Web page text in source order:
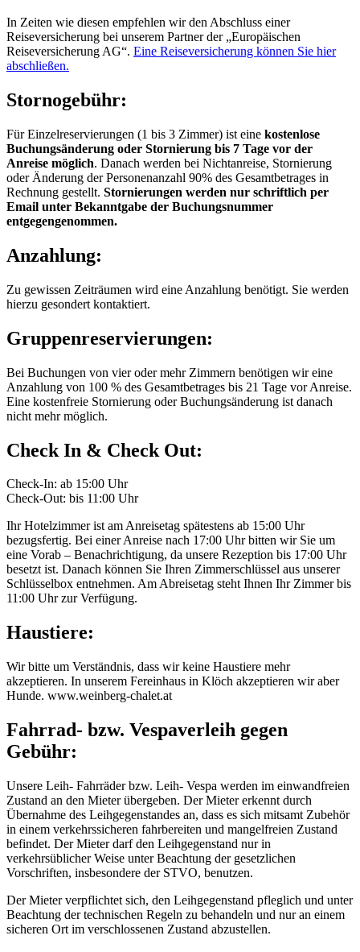
In Zeiten wie diesen empfehlen wir den Abschluss einer
Reiseversicherung bei unserem Partner der „Europäischen
Reiseversicherung AG“. Eine Reiseversicherung können Sie hier
abschließen.
Stornogebühr:
Für Einzelreservierungen (1 bis 3 Zimmer) ist eine kostenlose
Buchungsänderung oder Stornierung bis 7 Tage vor der
Anreise möglich. Danach werden bei Nichtanreise, Stornierung
oder Änderung der Personenanzahl 90% des Gesamtbetrages in
Rechnung gestellt. Stornierungen werden nur schriftlich per
Email unter Bekanntgabe der Buchungsnummer
entgegengenommen.
Anzahlung:
Zu gewissen Zeiträumen wird eine Anzahlung benötigt. Sie werden
hierzu gesondert kontaktiert.
Gruppenreservierungen:
Bei Buchungen von vier oder mehr Zimmern benötigen wir eine
Anzahlung von 100 % des Gesamtbetrages bis 21 Tage vor Anreise.
Eine kostenfreie Stornierung oder Buchungsänderung ist danach
nicht mehr möglich.
Check In & Check Out:
Check-In: ab 15:00 Uhr
Check-Out: bis 11:00 Uhr
Ihr Hotelzimmer ist am Anreisetag spätestens ab 15:00 Uhr
bezugsfertig. Bei einer Anreise nach 17:00 Uhr bitten wir Sie um
eine Vorab – Benachrichtigung, da unsere Rezeption bis 17:00 Uhr
besetzt ist. Danach können Sie Ihren Zimmerschlüssel aus unserer
Schlüsselbox entnehmen. Am Abreisetag steht Ihnen Ihr Zimmer bis
11:00 Uhr zur Verfügung.
Haustiere:
Wir bitte um Verständnis, dass wir keine Haustiere mehr
akzeptieren. In unserem Fereinhaus in Klöch akzeptieren wir aber
Hunde. www.weinberg-chalet.at
Fahrrad- bzw. Vespaverleih gegen
Gebühr:
Unsere Leih- Fahrräder bzw. Leih- Vespa werden im einwandfreien
Zustand an den Mieter übergeben. Der Mieter erkennt durch
Übernahme des Leihgegenstandes an, dass es sich mitsamt Zubehör
in einem verkehrssicheren fahrbereiten und mangelfreien Zustand
befindet. Der Mieter darf den Leihgegenstand nur in
verkehrsüblicher Weise unter Beachtung der gesetzlichen
Vorschriften, insbesondere der STVO, benutzen.
Der Mieter verpflichtet sich, den Leihgegenstand pfleglich und unter
Beachtung der technischen Regeln zu behandeln und nur an einem
sicheren Ort im verschlossenen Zustand abzustellen.